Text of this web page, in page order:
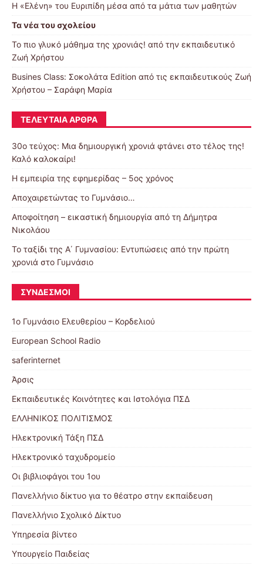
Η «Ελένη» του Ευριπίδη μέσα από τα μάτια των μαθητών
Τα νέα του σχολείου
Το πιο γλυκό μάθημα της χρονιάς! από την εκπαιδευτικό
Ζωή Χρήστου
Busines Class: Σοκολάτα Edition από τις εκπαιδευτικούς Ζωή
Χρήστου – Σαράφη Μαρία
ΤΕΛΕΥΤΑΊΑ ΆΡΘΡΑ
30o τεύχος: Μια δημιουργική χρονιά φτάνει στο τέλος της!
Καλό καλοκαίρι!
Η εμπειρία της εφημερίδας – 5ος χρόνος
Αποχαιρετώντας το Γυμνάσιο…
Αποφοίτηση – εικαστική δημιουργία από τη Δήμητρα
Νικολάου
Το ταξίδι της Α΄ Γυμνασίου: Εντυπώσεις από την πρώτη
χρονιά στο Γυμνάσιο
ΣΎΝΔΕΣΜΟΙ
1ο Γυμνάσιο Ελευθερίου – Κορδελιού
European School Radio
saferinternet
Άρσις
Εκπαιδευτικές Κοινότητες και Ιστολόγια ΠΣΔ
ΕΛΛΗΝΙΚΟΣ ΠΟΛΙΤΙΣΜΟΣ
Ηλεκτρονική Τάξη ΠΣΔ
Ηλεκτρονικό ταχυδρομείο
Οι βιβλιοφάγοι του 1ου
Πανελλήνιο δίκτυο για το θέατρο στην εκπαίδευση
Πανελλήνιο Σχολικό Δίκτυο
Υπηρεσία βίντεο
Υπουργείο Παιδείας